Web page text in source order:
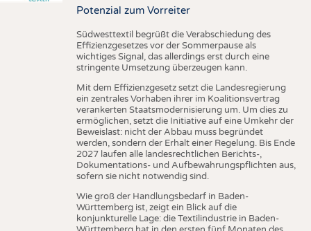
Potenzial zum Vorreiter
Südwesttextil begrüßt die Verabschiedung des
Effizienzgesetzes vor der Sommerpause als
wichtiges Signal, das allerdings erst durch eine
stringente Umsetzung überzeugen kann.
Mit dem Effizienzgesetz setzt die Landesregierung
ein zentrales Vorhaben ihrer im Koalitionsvertrag
verankerten Staatsmodernisierung um. Um dies zu
ermöglichen, setzt die Initiative auf eine Umkehr der
Beweislast: nicht der Abbau muss begründet
werden, sondern der Erhalt einer Regelung. Bis Ende
2027 laufen alle landesrechtlichen Berichts-,
Dokumentations- und Aufbewahrungspflichten aus,
sofern sie nicht notwendig sind.
Wie groß der Handlungsbedarf in Baden-
Württemberg ist, zeigt ein Blick auf die
konjunkturelle Lage: die Textilindustrie in Baden-